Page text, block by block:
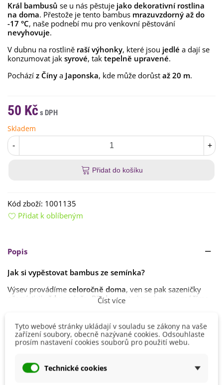
Král bambusů se u nás pěstuje jako dekorativní rostlina
na doma. Přestože je tento bambus mrazuvzdorný až do
-17 °C, naše podnebí mu pro venkovní pěstování
nevyhovuje.
V dubnu na rostlině raší výhonky, které jsou jedlé a dají se
konzumovat jak syrové, tak tepelně upravené.
Pochází z Číny a Japonska, kde může dorůst až 20 m.
50 Kč
Skladem
- +
Přidat do košíku
Kód zboží: 1001135
Přidat k oblíbeným
Popis
Jak si vypěstovat bambus ze semínka?
Výsev provádíme celoročně doma, ven se pak sazeničky
přemísťují
vždy na jaře . Před samotným výsevem
máčíme
nebo délepři teplotě 20 °C.
V případěvenkovního pěstovánívybereme bambusu
bambus
propustná,bohatá na živiny
Číst více
Detaily produktu
Tyto webové stránky ukládají v souladu se zákony na vaše
zařízení soubory, obecně nazývané cookies. Odsouhlaste
prosím nastavení cookies souborů pro použití webu.
Technické cookies